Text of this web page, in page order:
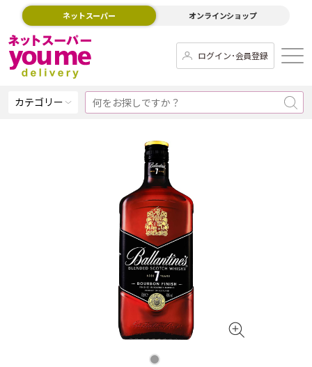
ネットスーパー オンラインショップ
ログイン･会員登録
カテゴリー